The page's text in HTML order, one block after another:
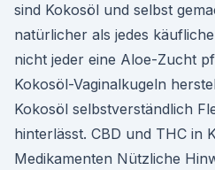
sind Kokosöl und selbst
natürlicher als jedes
nicht jeder eine Aloe-Zucht
Kokosöl-Vaginalkugeln
Kokosöl selbstverständlich
hinterlässt. CBD und THC in
Medikamenten Nützliche